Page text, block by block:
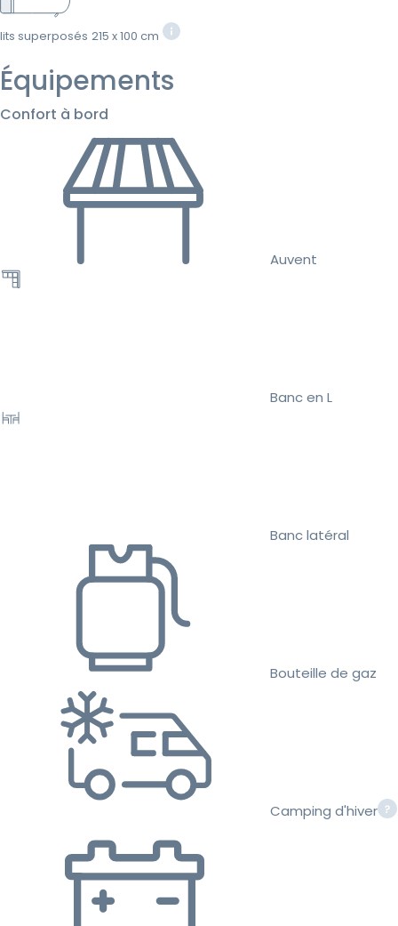
lits superposés 215 x 100 cm
Équipements
Confort à bord
Auvent
Banc en L
Banc latéral
Bouteille de gaz
Camping d'hiver